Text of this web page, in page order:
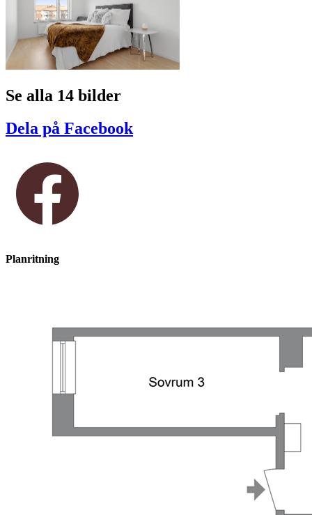
Se alla 14 bilder
Dela på Facebook
Planritning